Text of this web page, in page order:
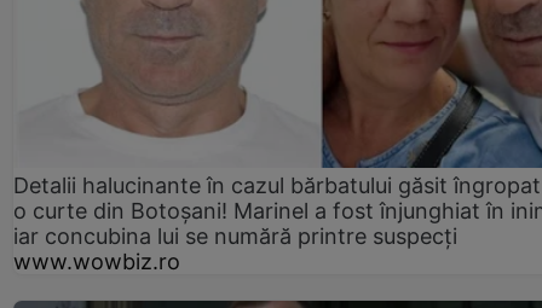
Detalii halucinante în cazul bărbatului găsit
o curte din Botoșani! Marinel a fost înjunghiat în
iar concubina lui se numără printre suspecți
www.wowbiz.ro